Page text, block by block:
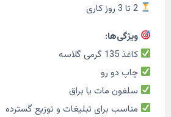
2 تا 3 روز کاری
ویژگی‌ها:
کاغذ 135 گرمی گلاسه
چاپ دو رو
سلفون مات یا براق
مناسب برای تبلیغات و توزیع گسترده